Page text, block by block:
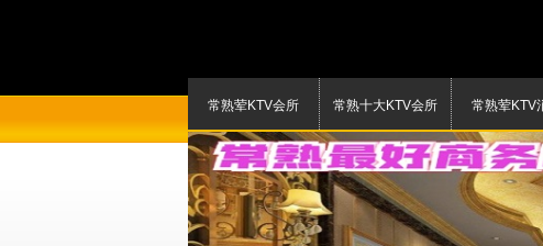
常熟荤KTV会所 常熟十大KTV会所 常熟荤KTV